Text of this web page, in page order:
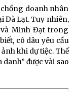
doanh nhân
Đà Lạt. Tuy nhiên,
Minh Đạt trong
cô dâu yêu cầu
khi dự tiệc. Thế
được vài sao